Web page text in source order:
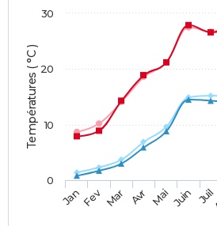
Températures ( °C )
JanFev Mar Avr Mai Juin Juil
0
10
20
30